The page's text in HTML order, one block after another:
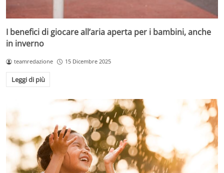
I benefici di giocare all’aria aperta per i bambini, anche
in inverno
teamredazione 15 Dicembre 2025
Leggi di più